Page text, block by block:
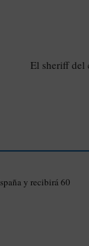
El sheriff del
y recibirá 60